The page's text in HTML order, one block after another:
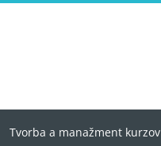
Tvorba a manažment kurzov